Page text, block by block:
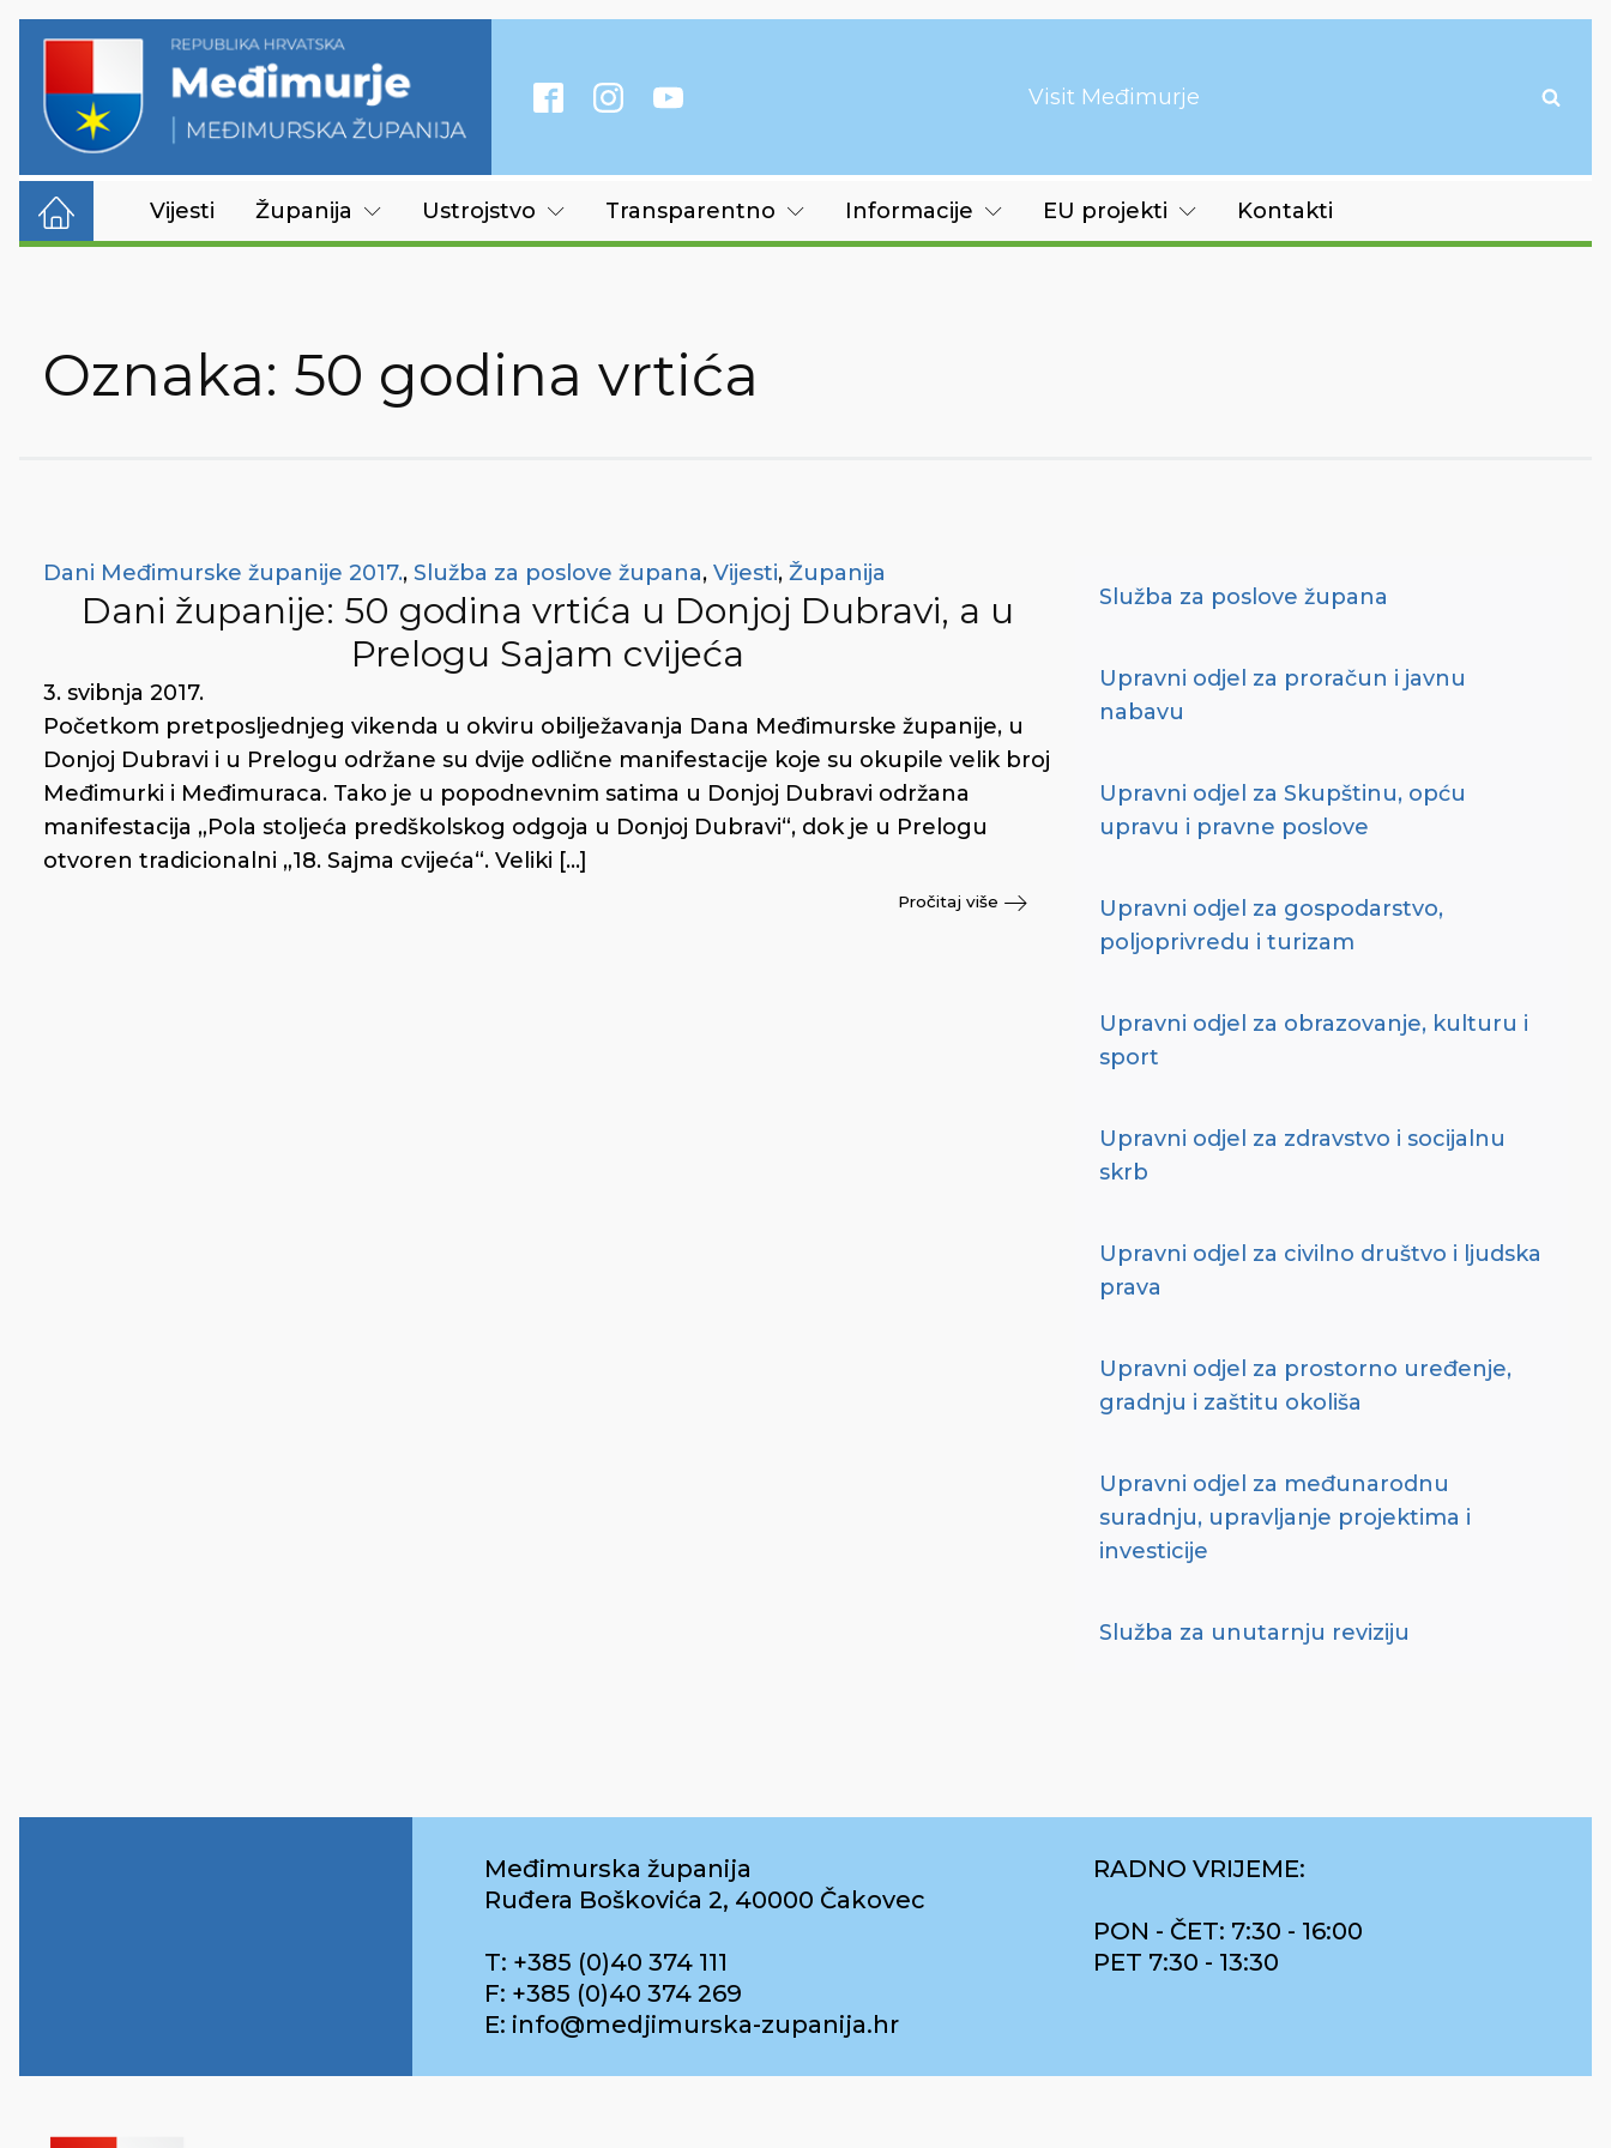
Visit Međimurje
Vijesti Županija Ustrojstvo Transparentno Informacije EU projekti Kontakti
Oznaka: 50 godina vrtića
Dani Međimurske županije 2017., Služba za poslove župana, Vijesti, Županija
Dani županije: 50 godina vrtića u Donjoj Dubravi, a u
Prelogu Sajam cvijeća
3. svibnja 2017.
Početkom pretposljednjeg vikenda u okviru obilježavanja Dana Međimurske županije, u
Donjoj Dubravi i u Prelogu održane su dvije odlične manifestacije koje su okupile velik broj
Međimurki i Međimuraca. Tako je u popodnevnim satima u Donjoj Dubravi održana
manifestacija „Pola stoljeća predškolskog odgoja u Donjoj Dubravi“, dok je u Prelogu
otvoren tradicionalni „18. Sajma cvijeća“. Veliki […]
Pročitaj više
Služba za poslove župana
Upravni odjel za proračun i javnu
nabavu
Upravni odjel za Skupštinu, opću
upravu i pravne poslove
Upravni odjel za gospodarstvo,
poljoprivredu i turizam
Upravni odjel za obrazovanje, kulturu i
sport
Upravni odjel za zdravstvo i socijalnu
skrb
Upravni odjel za civilno društvo i ljudska
prava
Upravni odjel za prostorno uređenje,
gradnju i zaštitu okoliša
Upravni odjel za međunarodnu
suradnju, upravljanje projektima i
investicije
Služba za unutarnju reviziju
Međimurska županija
Ruđera Boškovića 2, 40000 Čakovec
T: +385 (0)40 374 111
F: +385 (0)40 374 269
E: info@medjimurska-zupanija.hr
RADNO VRIJEME:
PON - ČET: 7:30 - 16:00
PET 7:30 - 13:30